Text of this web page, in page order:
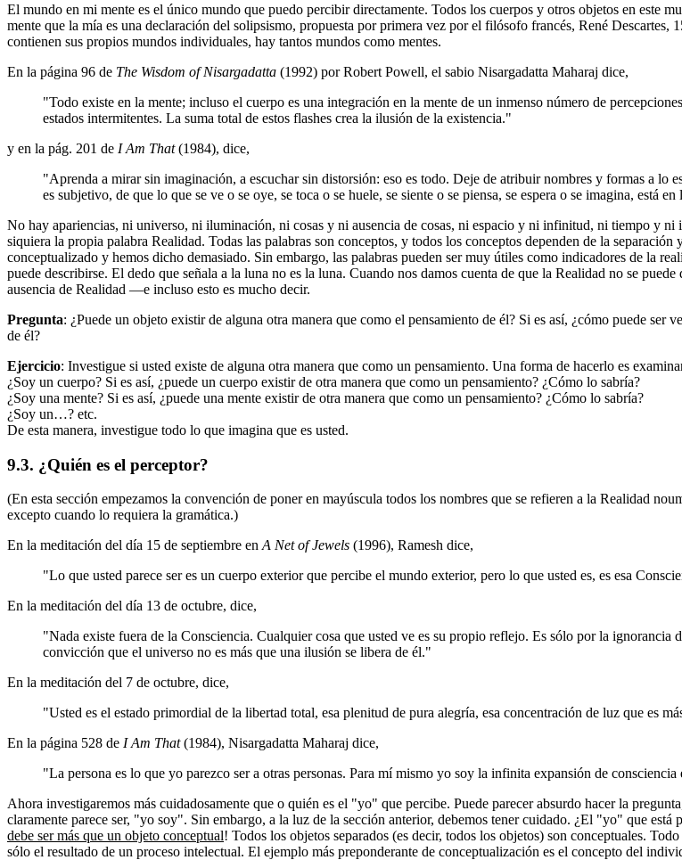
El mundo en mi mente es el único mundo que puedo percibir directamente. Todos los cuerpos y otros objetos en este
mente que la mía es una declaración del solipsismo, propuesta por primera vez por el filósofo francés, René Descartes,
contienen sus propios mundos individuales, hay tantos mundos como mentes.
En la página 96 de The Wisdom of Nisargadatta (1992) por Robert Powell, el sabio Nisargadatta Maharaj dice,
"Todo existe en la mente; incluso el cuerpo es una integración en la mente de un inmenso número de
estados intermitentes. La suma total de estos flashes crea la ilusión de la existencia."
y en la pág. 201 de I Am That(1984), dice,
"Aprenda a mirar sin imaginación, a escuchar sin distorsión: eso es todo. Deje de atribuir nombres y formas a lo
es subjetivo, de que lo que se ve o se oye, se toca o se huele, se siente o se piensa, se espera o se imagina, está
No hay apariencias, ni universo, ni iluminación, ni cosas y ni ausencia de cosas, ni espacio y ni infinitud, ni tiempo y
siquiera la propia palabra Realidad. Todas las palabras son conceptos, y todos los conceptos dependen de la
conceptualizado y hemos dicho demasiado. Sin embargo, las palabras pueden ser muy útiles como indicadores de la
puede describirse. El dedo que señala a la luna no es la luna. Cuando nos damos cuenta de que la Realidad no se
ausencia de Realidad —e incluso esto es mucho decir.
Pregunta: ¿Puede un objeto existir de alguna otra manera que como el pensamiento de él? Si es así, ¿cómo puede
de él?
Ejercicio: Investigue si usted existe de alguna otra manera que como un pensamiento. Una forma de hacerlo es
¿Soy un cuerpo? Si es así, ¿puede un cuerpo existir de otra manera que como un pensamiento? ¿Cómo lo sabría?
¿Soy una mente? Si es así, ¿puede una mente existir de otra manera que como un pensamiento? ¿Cómo lo sabría?
¿Soy un…? etc.
De esta manera, investigue todo lo que imagina que es usted.
9.3. ¿Quién es el perceptor?
(En esta sección empezamos la convención de poner en mayúscula todos los nombres que se refieren a la Realidad
excepto cuando lo requiera la gramática.)
En la meditación del día 15 de septiembre en A Net of Jewels (1996), Ramesh dice,
"Lo que usted parece ser es un cuerpo exterior que percibe el mundo exterior, pero lo que usted es, es esa
En la meditación del día 13 de octubre, dice,
"Nada existe fuera de la Consciencia. Cualquier cosa que usted ve es su propio reflejo. Es sólo por la ignorancia
convicción que el universo no es más que una ilusión se libera de él."
En la meditación del 7 de octubre, dice,
"Usted es el estado primordial de la libertad total, esa plenitud de pura alegría, esa concentración de luz que es
En la página 528 de I Am That(1984), Nisargadatta Maharaj dice,
"La persona es lo que yo parezco ser a otras personas. Para mí mismo yo soy la infinita expansión de
Ahora investigaremos más cuidadosamente que o quién es el "yo" que percibe. Puede parecer absurdo hacer la
claramente parece ser, "yo soy". Sin embargo, a la luz de la sección anterior, debemos tener cuidado. ¿El "yo" que está
debe ser más que un objeto conceptual! Todos los objetos separados (es decir, todos los objetos) son conceptuales.
sólo el resultado de un proceso intelectual. El ejemplo más preponderante de conceptualización es el concepto del